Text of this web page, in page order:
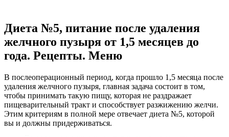
Диета №5, питание после удаления
желчного пузыря от 1,5 месяцев до
года. Рецепты. Меню
В послеоперационный период, когда прошло 1,5 месяца после
удаления желчного пузыря, главная задача состоит в том,
чтобы принимать такую пищу, которая не раздражает
пищеварительный тракт и способствует разжижению желчи.
Этим критериям в полной мере отвечает диета №5, которой
вы и должны придерживаться.